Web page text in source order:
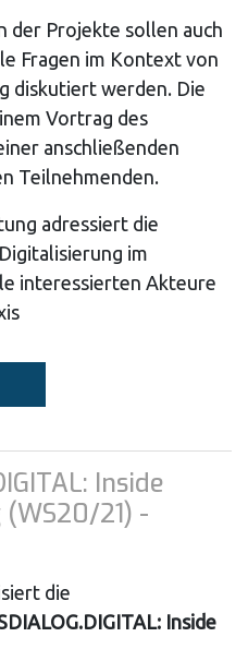
der Projekte sollen auch
Fragen im Kontext von
diskutiert werden. Die
Vortrag des
anschließenden
Teilnehmenden.
adressiert die
im
interessierten Akteure
Inside
21) -
die
Inside